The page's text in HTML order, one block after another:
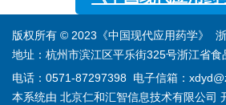
版权所有 © 2023《中国现代应用药学》
地址：杭州市滨江区平乐街325号浙江省
电话：0571-87297398 电子信箱：
本系统由 北京仁和汇智信息技术有限公司